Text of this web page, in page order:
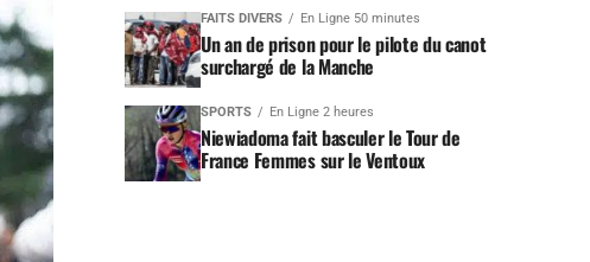
FAITS DIVERS En Ligne 50 minutes
Un an de prison pour le pilote du canot
surchargé de la Manche
SPORTS En Ligne 2 heures
Niewiadoma fait basculer le Tour de
France Femmes sur le Ventoux